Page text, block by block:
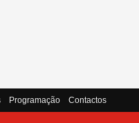
Programação Contactos